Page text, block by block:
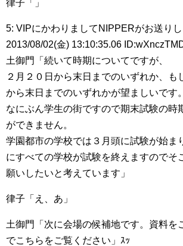
律子「」
5: VIPにかわりましてNIPPERがお送り
2013/08/02(金) 13:10:35.06
土御門「続いて時期についてですが、
２月２０日から末日までのいずれか、も
から末日までのいずれかが望ましいです。
なにぶん学生の街ですので期末試験の時
ができません。
学園都市の学校では３月頭に試験が始ま
にすべての学校が試験を終えますのでそ
願いしたいと考えています」
律子「え、あ」
土御門「次に会場の候補地です。資料を
でこちらをご覧ください」ｽｯ